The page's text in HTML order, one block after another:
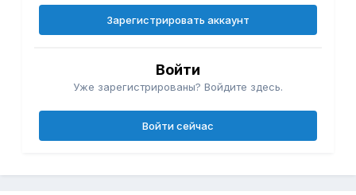
Зарегистрировать аккаунт
Войти
Уже зарегистрированы? Войдите здесь.
Войти сейчас